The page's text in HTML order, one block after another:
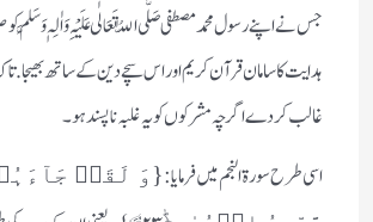
جس نے اپنے رسول محمد مصطفی صَلَّی اللّٰہُ تَعَالٰی عَلَیْہِ وَاٰلِہٖ وَسَلَّمَ
ہدایت کا سامان قرآن کریم اور اس سچے دین کے ساتھ بھیجا
غالب کردے اگرچہ مشرکوں کو یہ غلبہ ناپسند ہو۔
اسی طرح سورۃ النجم میں فرمایا :{وَ لَقَدۡ